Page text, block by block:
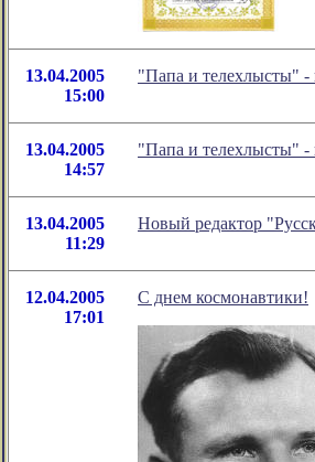
13.04.2005
15:00
"Папа и телехлысты"
13.04.2005
14:57
"Папа и телехлысты"
13.04.2005
11:29
Новый редактор
12.04.2005
17:01
С днем космонавтики!